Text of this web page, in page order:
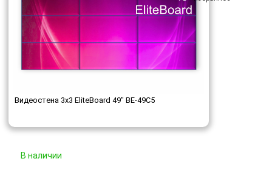
Видеостена 3x3 EliteBoard 49" BE-49C5
В наличии